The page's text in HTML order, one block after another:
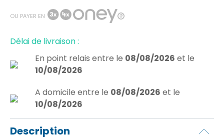
OU PAYER EN
Délai de livraison :
En point relais entre le 08/08/2026 et le
10/08/2026
A domicile entre le 08/08/2026 et le
10/08/2026
Description